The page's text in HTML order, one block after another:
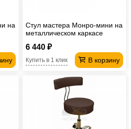
на
Стул мастера Монро-мини на
металлическом каркасе
6 440 ₽
В корзину
Купить в 1 клик